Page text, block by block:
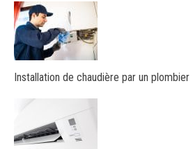
Installation de chaudière par un plombier